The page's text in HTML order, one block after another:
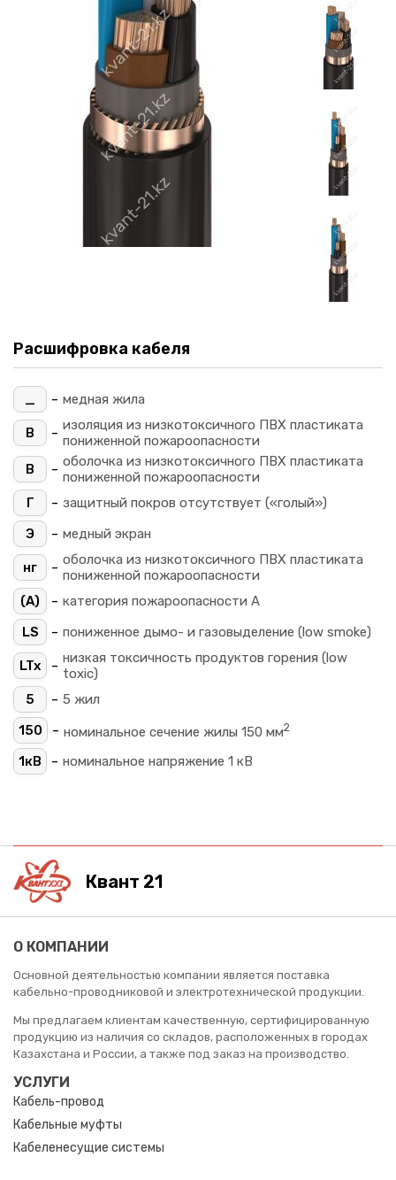
Расшифровка кабеля
_ - медная жила
В - изоляция из низкотоксичного ПВХ пластиката
пониженной пожароопасности
В
- оболочка из низкотоксичного ПВХ пластиката
пониженной пожароопасности
Г
- защитный покров отсутствует («голый»)
Э
- медный экран
нг - оболочка из низкотоксичного ПВХ пластиката
пониженной пожароопасности
(A)
- категория пожароопасности A
LS
- пониженное дымо- и газовыделение (low smoke)
LTx - низкая токсичность продуктов горения (low
toxic)
5
- 5 жил
150
- номинальное сечение жилы 150 мм2
1кВ - номинальное напряжение 1 кВ
Квант 21
О КОМПАНИИ
Основной деятельностью компании является поставка
кабельно-проводниковой и электротехнической продукции.
Мы предлагаем клиентам качественную, сертифицированную
продукцию из наличия со складов, расположенных в городах
Казахстана и России, а также под заказ на производство.
УСЛУГИ
Кабель-провод
Кабельные муфты
Кабеленесущие системы